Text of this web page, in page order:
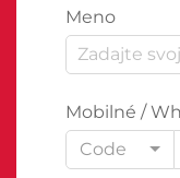
Meno
Mobilné /
Code